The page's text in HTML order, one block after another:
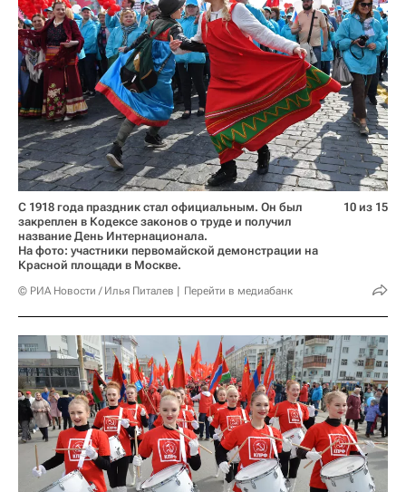
С 1918 года праздник стал официальным. Он был
закреплен в Кодексе законов о труде и получил
название День Интернационала.
На фото: участники первомайской демонстрации на
Красной площади в Москве.
© РИА Новости / Илья Питалев Перейти в медиабанк
10 из 15